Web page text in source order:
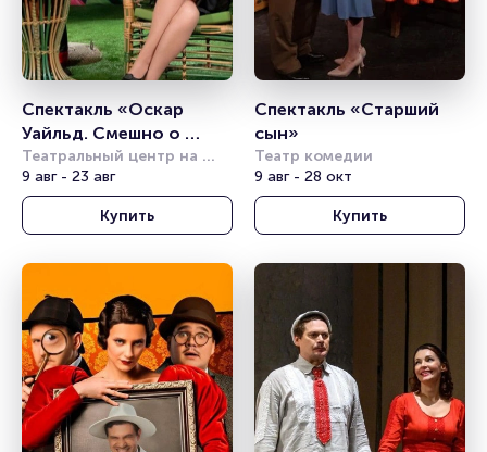
Спектакль «Оскар
Уайльд. Смешно о
серьёзном»
Театральный центр на
Страстном
9 авг - 23 авг
Купить
Спектакль «Старший
сын»
Театр комедии
9 авг - 28 окт
Купить